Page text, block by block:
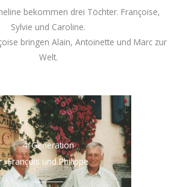
4. Generation
François und Philippe
bekommen drei Töchter. Françoise,
Sylvie und Caroline.
bringen Alain, Antoinette und Marc zur
Welt.